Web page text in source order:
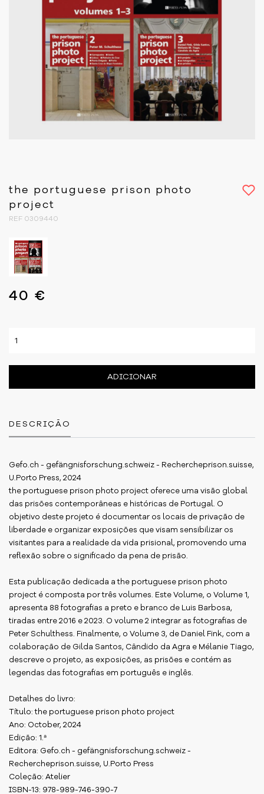
the portuguese prison photo
project
REF 0309440
40 €
ADICIONAR
DESCRIÇÃO
Gefo.ch - gefängnisforschung.schweiz - Rechercheprison.suisse,
U.Porto Press, 2024
the portuguese prison photo project oferece uma visão global
das prisões contemporâneas e históricas de Portugal. O
objetivo deste projeto é documentar os locais de privação de
liberdade e organizar exposições que visam sensibilizar os
visitantes para a realidade da vida prisional, promovendo uma
reflexão sobre o significado da pena de prisão.
Esta publicação dedicada a the portuguese prison photo
project é composta por três volumes. Este Volume, o Volume 1,
apresenta 88 fotografias a preto e branco de Luis Barbosa,
tiradas entre 2016 e 2023. O volume 2 integrar as fotografias de
Peter Schulthess. Finalmente, o Volume 3, de Daniel Fink, com a
colaboração de Gilda Santos, Cândido da Agra e Mélanie Tiago,
descreve o projeto, as exposições, as prisões e contém as
legendas das fotografias em português e inglês.
Detalhes do livro:
Título: the portuguese prison photo project
Ano: October, 2024
Edição: 1.ª
Editora: Gefo.ch - gefängnisforschung.schweiz -
Rechercheprison.suisse, U.Porto Press
Coleção: Atelier
ISBN-13: 978-989-746-390-7